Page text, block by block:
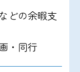
どの余暇支
・同行